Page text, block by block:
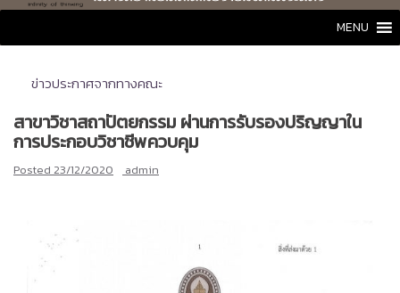
MENU
ข่าวประกาศจากทางคณะ
สาขาวิชาสถาปัตยกรรม ผ่านการรับรองปริญญาใน
การประกอบวิชาชีพควบคุม
Posted 23/12/2020 admin